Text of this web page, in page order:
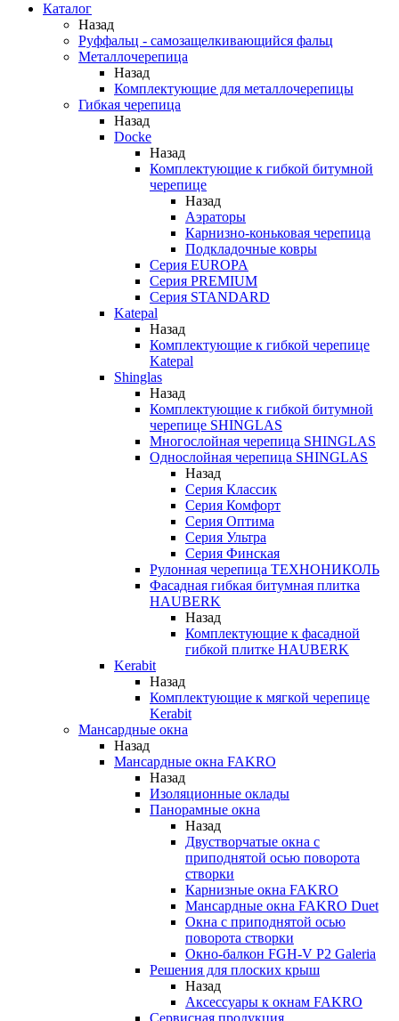
Каталог
Назад
Руффальц - самозащелкивающийся фальц
Металлочерепица
Назад
Комплектующие для металлочерепицы
Гибкая черепица
Назад
Docke
Назад
Комплектующие к гибкой битумной
черепице
Назад
Аэраторы
Карнизно-коньковая черепица
Подкладочные ковры
Серия EUROPA
Серия PREMIUM
Серия STANDARD
Katepal
Назад
Комплектующие к гибкой черепице
Katepal
Shinglas
Назад
Комплектующие к гибкой битумной
черепице SHINGLAS
Многослойная черепица SHINGLAS
Однослойная черепица SHINGLAS
Назад
Серия Классик
Серия Комфорт
Серия Оптима
Серия Ультра
Серия Финская
Рулонная черепица ТЕХНОНИКОЛЬ
Фасадная гибкая битумная плитка
HAUBERK
Назад
Комплектующие к фасадной
гибкой плитке HAUBERK
Kerabit
Назад
Комплектующие к мягкой черепице
Kerabit
Мансардные окна
Назад
Мансардные окна FAKRO
Назад
Изоляционные оклады
Панорамные окна
Назад
Двустворчатые окна с
приподнятой осью поворота
створки
Карнизные окна FAKRO
Мансардные окна FAKRO Duet
Окна с приподнятой осью
поворота створки
Окно-балкон FGH-V P2 Galeria
Решения для плоских крыш
Назад
Аксессуары к окнам FAKRO
Сервисная продукция